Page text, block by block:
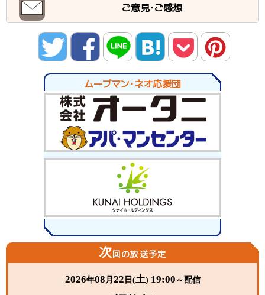
ご意見・ご感想
ok
est
ムーブマン・ネオ応援団
次回の放送予定
2026年08 月 22 日(土) 19:00 ～配信